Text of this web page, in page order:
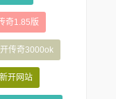
奇1.85版
传奇3000ok
开网站